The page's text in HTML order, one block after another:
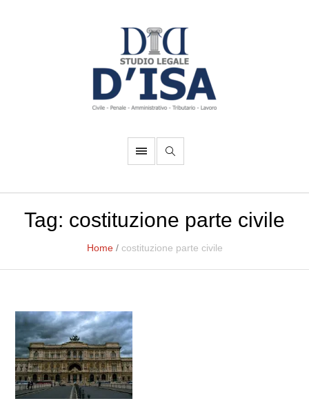
Tag: costituzione parte civile
Home / costituzione parte civile